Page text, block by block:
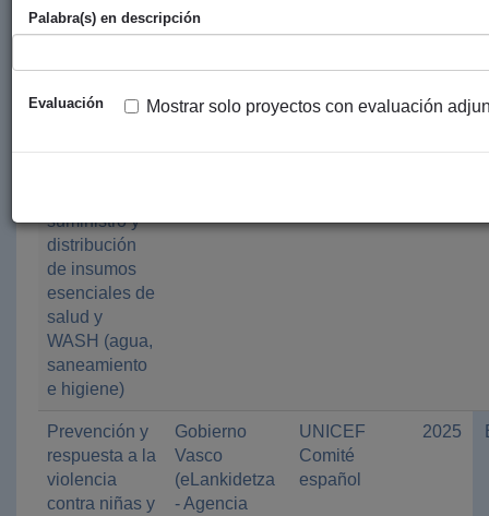
Palabra(s) en descripción
Evaluación Mostrar solo proyectos con evaluación
componentes
de
humanitaria a
suministro y
distribución
de insumos
esenciales de
salud y
WASH (agua,
saneamiento
e higiene)
de San
Comité
Prevención y
respuesta a la
violencia
contra niñas y
Gobierno
Vasco
(eLankidetza
- Agencia
UNICEF
Comité
español
2025